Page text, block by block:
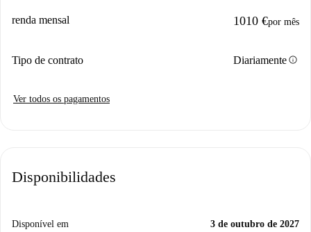
renda mensal 1010 €por mês
Tipo de contrato Diariamenteinfo
Ver todos os pagamentos
Disponibilidades
Disponível em 3 de outubro de 2027